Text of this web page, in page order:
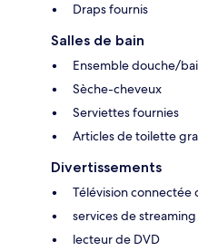
Draps fournis
Salles de bain
Ensemble douche/
Sèche-cheveux
Serviettes fournies
Articles de toilette
Divertissements
Télévision connectée
services de streaming
lecteur de DVD